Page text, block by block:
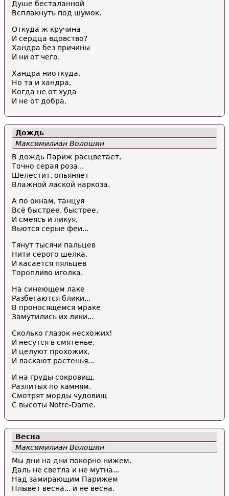
Душе бесталанной
Всплакнуть под шумок.
Откуда ж кручина
И сердца вдовство?
Хандра без причины
И ни от чего.
Хандра ниоткуда,
Но та и хандра,
Когда не от худа
И не от добра.
Дождь
Максимилиан Волошин
В дождь Париж расцветает,
Точно серая роза...
Шелестит, опьяняет
Влажной лаской наркоза.
А по окнам, танцуя
Всё быстрее, быстрее,
И смеясь и ликуя,
Вьются серые феи...
Тянут тысячи пальцев
Нити серого шелка,
И касается пяльцев
Торопливо иголка.
На синеющем лаке
Разбегаются блики...
В проносящемся мраке
Замутились их лики...
Сколько глазок несхожих!
И несутся в смятенье,
И целуют прохожих,
И ласкают растенья...
И на груды сокровищ,
Разлитых по камням.
Смотрят морды чудовищ
С высоты Notre-Dame.
Весна
Максимилиан Волошин
Мы дни на дни покорно нижем.
Даль не светла и не мутна...
Над замирающим Парижем
Плывет весна... и не весна.